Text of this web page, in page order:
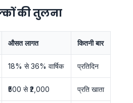
की तुलना
औसत लागत कितनी बार
18% से 36% वार्षिक प्रतिदिन
₹500 से ₹2,000 प्रति खाता